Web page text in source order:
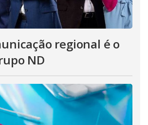
regional é o
ND